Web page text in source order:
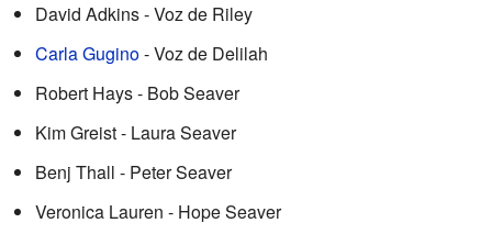
David Adkins - Voz de Riley
Carla Gugino- Voz de Delilah
Robert Hays - Bob Seaver
Kim Greist - Laura Seaver
Benj Thall - Peter Seaver
Veronica Lauren - Hope Seaver